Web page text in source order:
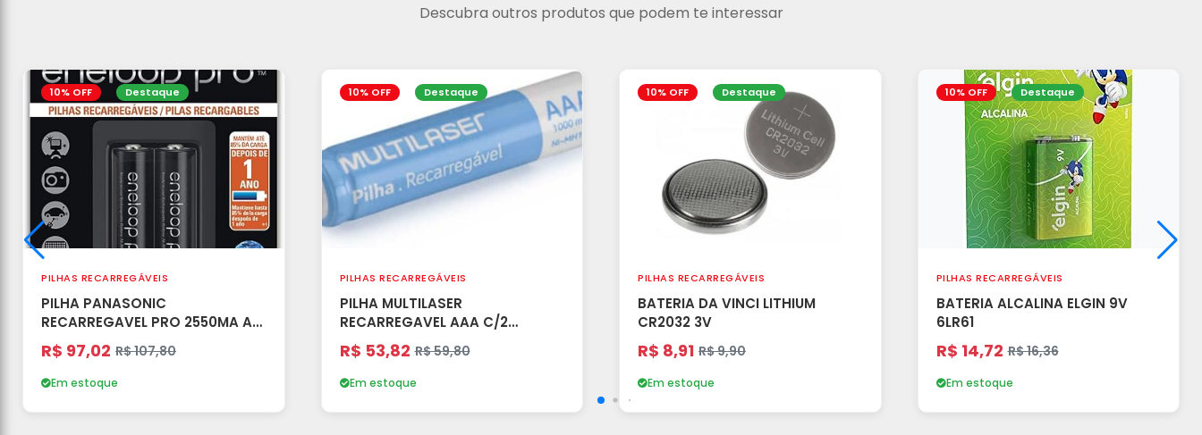
Descubra outros produtos que podem te interessar
10% OFF Destaque
PILHAS RECARREGÁVEIS
PILHA PANASONIC
RECARREGAVEL PRO 2550MA AA
C/2 ENVELOPE
R$ 97,02 R$ 107,80
Em estoque
10% OFF Destaque
PILHAS RECARREGÁVEIS
PILHA MULTILASER
RECARREGAVEL AAA C/2
ENVELOPE
R$ 53,82 R$ 59,80
Em estoque
10% OFF Destaque
PILHAS RECARREGÁVEIS
BATERIA DA VINCI LITHIUM
CR2032 3V
R$ 8,91 R$ 9,90
Em estoque
10% OFF Destaque
PILHAS RECARREGÁVEIS
BATERIA ALCALINA ELGIN 9V
6LR61
R$ 14,72 R$ 16,36
Em estoque